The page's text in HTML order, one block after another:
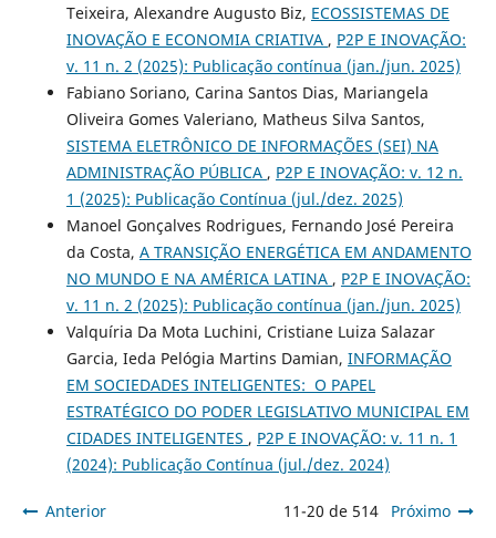
Teixeira, Alexandre Augusto Biz, ECOSSISTEMAS DE
INOVAÇÃO E ECONOMIA CRIATIVA , P2P E INOVAÇÃO:
v. 11 n. 2 (2025): Publicação contínua (jan./jun. 2025)
Fabiano Soriano, Carina Santos Dias, Mariangela
Oliveira Gomes Valeriano, Matheus Silva Santos,
SISTEMA ELETRÔNICO DE INFORMAÇÕES (SEI) NA
ADMINISTRAÇÃO PÚBLICA , P2P E INOVAÇÃO: v. 12 n.
1 (2025): Publicação Contínua (jul./dez. 2025)
Manoel Gonçalves Rodrigues, Fernando José Pereira
da Costa, A TRANSIÇÃO ENERGÉTICA EM ANDAMENTO
NO MUNDO E NA AMÉRICA LATINA , P2P E INOVAÇÃO:
v. 11 n. 2 (2025): Publicação contínua (jan./jun. 2025)
Valquíria Da Mota Luchini, Cristiane Luiza Salazar
Garcia, Ieda Pelógia Martins Damian, INFORMAÇÃO
EM SOCIEDADES INTELIGENTES: O PAPEL
ESTRATÉGICO DO PODER LEGISLATIVO MUNICIPAL EM
CIDADES INTELIGENTES , P2P E INOVAÇÃO: v. 11 n. 1
(2024): Publicação Contínua (jul./dez. 2024)
Anterior 11-20 de 514 Próximo